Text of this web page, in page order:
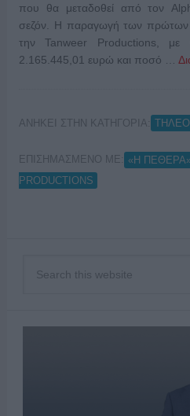
που θα μεταδοθεί από τον
σεζόν. Η παραγωγή των πρώτων
την Tanweer Productions, με
2.165.445,01 ευρώ και ποσό …
ΑΝΗΚΕΙ ΣΤΗΝ ΚΑΤΗΓΟΡΙΑ:
ΕΠΙΣΗΜΑΣΜΕΝΟ ΜΕ: «Η
PRODUCTIONS